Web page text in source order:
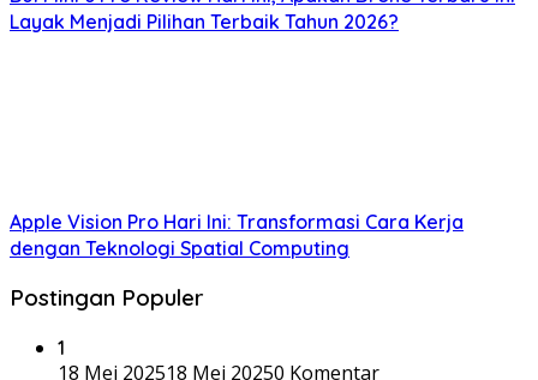
Layak Menjadi Pilihan Terbaik Tahun 2026?
Apple Vision Pro Hari Ini: Transformasi Cara Kerja
dengan Teknologi Spatial Computing
Postingan Populer
1
18 Mei 202518 Mei 20250 Komentar